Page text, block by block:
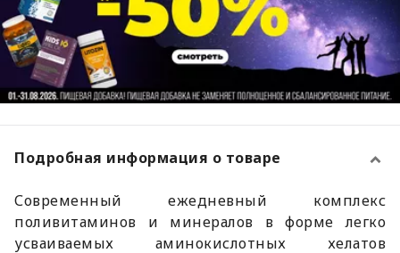
Подробная информация о товаре
Современный ежедневный комплекс
поливитаминов и минералов в форме легко
усваиваемых аминокислотных хелатов